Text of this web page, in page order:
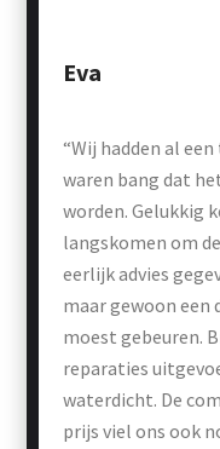
“Wij hadden al
waren bang dat
worden. Gelukkig
langskomen om
eerlijk advies
maar gewoon een
moest gebeuren.
reparaties
waterdicht. De
prijs viel ons ook
Eva